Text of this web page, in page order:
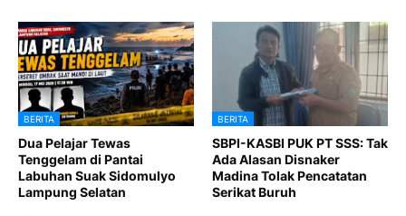
BERITA
Dua Pelajar Tewas
Tenggelam di Pantai
Labuhan Suak Sidomulyo
Lampung Selatan
BERITA
SBPI-KASBI PUK PT SSS: Tak
Ada Alasan Disnaker
Madina Tolak Pencatatan
Serikat Buruh